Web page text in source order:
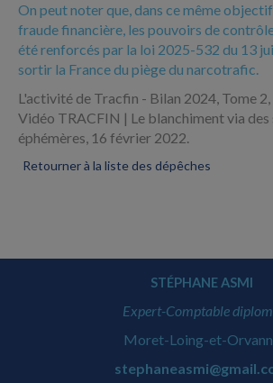
On peut noter que, dans ce même
fraude financière, les pouvoirs de
été renforcés par la loi 2025-532 du 13
sortir la France du piège du narcotrafic.
L'activité de Tracfin - Bilan 2024, Tome
Vidéo TRACFIN | Le blanchiment via des
éphémères, 16 février 2022.
Retourner à la liste des dépêches
STÉPHANE ASMI
Expert-Comptable
Moret-Loing-et-